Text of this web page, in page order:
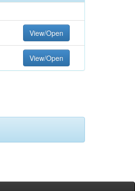
View/Open
View/Open